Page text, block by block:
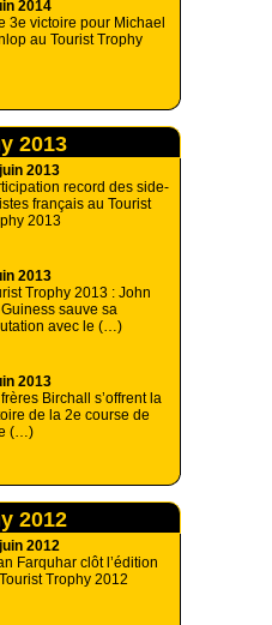
2014
3e victoire pour Michael
au Tourist Trophy
2013
2013
record des side-
français au Tourist
2013
2013
Trophy 2013 : John
Guiness sauve sa
avec le (…)
2013
frères Birchall s’offrent la
de la 2e course de
(…)
2012
2012
Farquhar clôt l’édition
Trophy 2012